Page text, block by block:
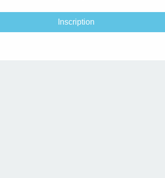
Inscription